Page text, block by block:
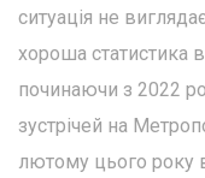
ситуація не
хороша статистика
починаючи з 2022
зустрічей на
лютому цього року